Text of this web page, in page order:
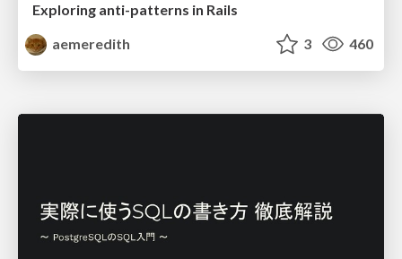
Exploring anti-patterns in Rails
aemeredith
3 460